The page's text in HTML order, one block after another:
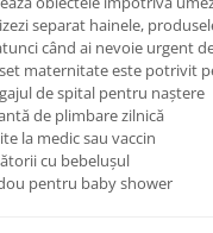
separat hainele,
când ai nevoie urgent
maternitate este potrivit
de spital pentru naștere
de plimbare zilnică
la medic sau vaccin
cu bebelușul
pentru baby shower